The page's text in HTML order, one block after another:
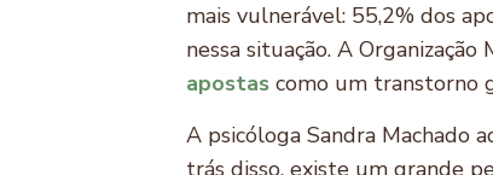
mais vulnerável: 55,2% dos
nessa situação. A
apostas como um transtorno
A psicóloga Sandra Machado